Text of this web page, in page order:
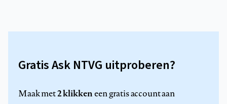
Gratis Ask NTVG uitproberen?
Maak met2 klikkeneen gratis account aan